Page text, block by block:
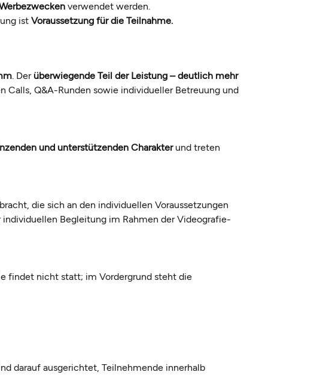
verwendet werden.
ist Voraussetzung für die Teilnahme.
. Der überwiegende Teil der Leistung – deutlich mehr
Calls, Q&A-Runden sowie individueller Betreuung und
und unterstützenden Charakterund treten
die sich an den individuellen Voraussetzungen
Begleitung im Rahmen der Videografie-
findet nicht statt; im Vordergrund steht die
darauf ausgerichtet, Teilnehmende innerhalb